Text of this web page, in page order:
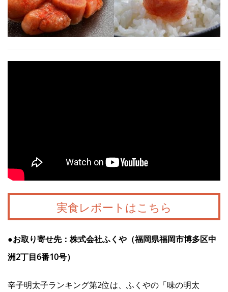
実食レポートはこちら
●お取り寄せ先：株式会社ふくや（福岡県福岡市博多区中
洲2丁目6番10号）
辛子明太子ランキング第2位は、ふくやの「味の明太